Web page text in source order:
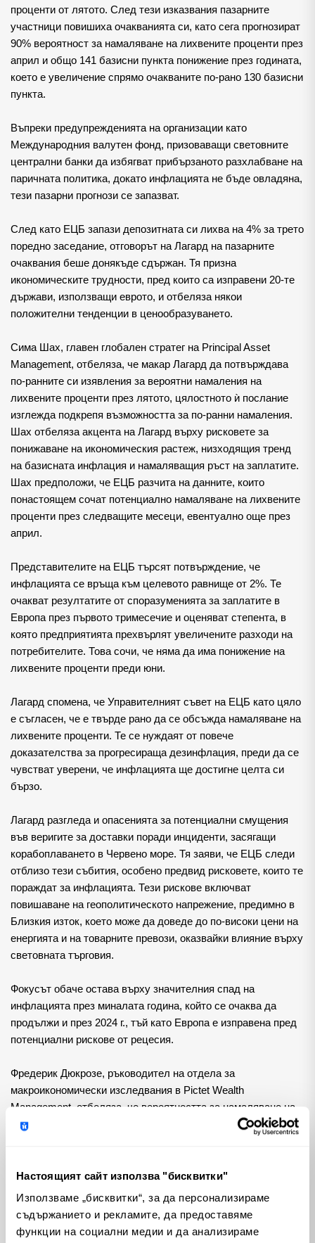
Настоящият сайт използва "бисквитки"
Използваме „бисквитки“, за да персонализираме
съдържанието и рекламите, да предоставяме
функции на социални медии и да анализираме
проценти от лятото. След тези изказвания пазарните
участници повишиха очакванията си, като сега прогнозират
90% вероятност за намаляване на лихвените проценти през
април и общо 141 базисни пункта понижение през годината,
което е увеличение спрямо очакваните по-рано 130 базисни
пункта.
Въпреки предупрежденията на организации като
Международния валутен фонд, призоваващи световните
централни банки да избягват прибързаното разхлабване на
паричната политика, докато инфлацията не бъде овладяна,
тези пазарни прогнози се запазват.
След като ЕЦБ запази депозитната си лихва на 4% за трето
поредно заседание, отговорът на Лагард на пазарните
очаквания беше донякъде сдържан. Тя призна
икономическите трудности, пред които са изправени 20-те
държави, използващи еврото, и отбеляза някои
положителни тенденции в ценообразуването.
Сима Шах, главен глобален стратег на Principal Asset
Management, отбеляза, че макар Лагард да потвърждава
по-ранните си изявления за вероятни намаления на
лихвените проценти през лятото, цялостното ѝ послание
изглежда подкрепя възможността за по-ранни намаления.
Шах отбеляза акцента на Лагард върху рисковете за
понижаване на икономическия растеж, низходящия тренд
на базисната инфлация и намаляващия ръст на заплатите.
Шах предположи, че ЕЦБ разчита на данните, които
понастоящем сочат потенциално намаляване на лихвените
проценти през следващите месеци, евентуално още през
април.
Представителите на ЕЦБ търсят потвърждение, че
инфлацията се връща към целевото равнище от 2%. Те
очакват резултатите от споразуменията за заплатите в
Европа през първото тримесечие и оценяват степента, в
която предприятията прехвърлят увеличените разходи на
потребителите. Това сочи, че няма да има понижение на
лихвените проценти преди юни.
Лагард спомена, че Управителният съвет на ЕЦБ като цяло
е съгласен, че е твърде рано да се обсъжда намаляване на
лихвените проценти. Те се нуждаят от повече
доказателства за прогресираща дезинфлация, преди да се
чувстват уверени, че инфлацията ще достигне целта си
бързо.
Лагард разгледа и опасенията за потенциални смущения
във веригите за доставки поради инциденти, засягащи
корабоплаването в Червено море. Тя заяви, че ЕЦБ следи
отблизо тези събития, особено предвид рисковете, които те
пораждат за инфлацията. Тези рискове включват
повишаване на геополитическото напрежение, предимно в
Близкия изток, което може да доведе до по-високи цени на
енергията и на товарните превози, оказвайки влияние върху
световната търговия.
Фокусът обаче остава върху значителния спад на
инфлацията през миналата година, който се очаква да
продължи и през 2024 г., тъй като Европа е изправена пред
потенциални рискове от рецесия.
Фредерик Дюкрозе, ръководител на отдела за
макроикономически изследвания в Pictet Wealth
Management, отбеляза, че вероятността за намаляване на
лихвените проценти преди лятото се е повишила. Той
намаления на лихвените проценти с четвърт пункт до юни и
решението й да не го направи само по себе си е важен
Теми